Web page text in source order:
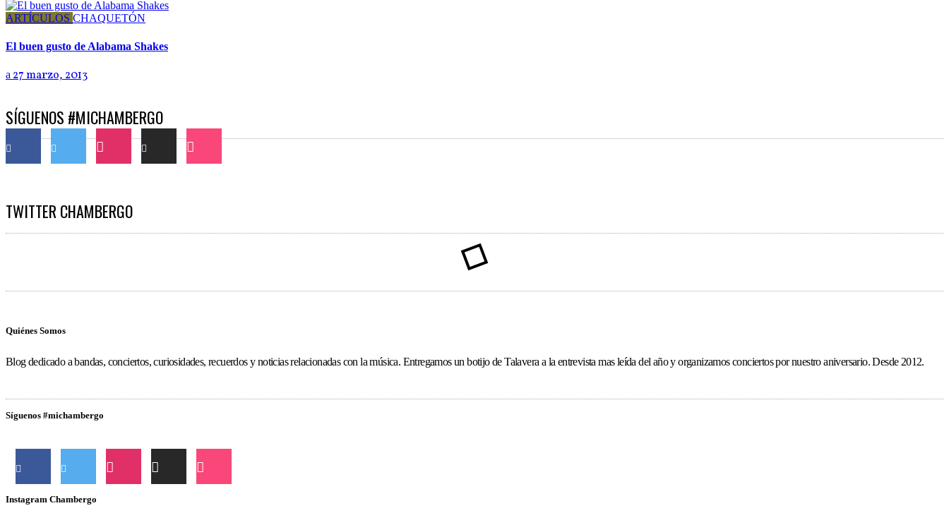
ARTÍCULOS CHAQUETÓN
El buen gusto de Alabama Shakes
27 marzo, 2013
SÍGUENOS #MICHAMBERGO
TWITTER CHAMBERGO
Quiénes Somos
Blog dedicado a bandas, conciertos, curiosidades, recuerdos y noticias relacionadas con la música. Entregamos un botijo de Talavera a la entrevista mas leída del año y organizamos conciertos por nuestro aniversario. Desde 2012.
Síguenos #michambergo
Instagram Chambergo